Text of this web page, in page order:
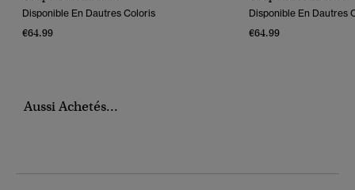
Disponible En Dautres Coloris
€64.99
Disponible En Dautres
€64.99
Aussi Achetés...